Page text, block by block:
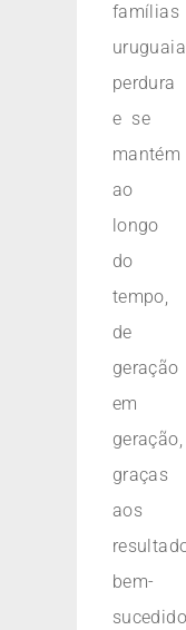
famílias
perdura
e se
mantém
ao
longo
do
tempo,
de
geração
em
geração,
graças
aos
bem-